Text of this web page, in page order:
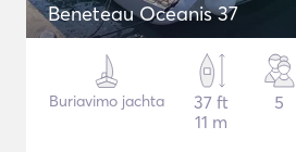
Beneteau Oceanis 37
Buriavimo jachta
37 ft
11 m
5